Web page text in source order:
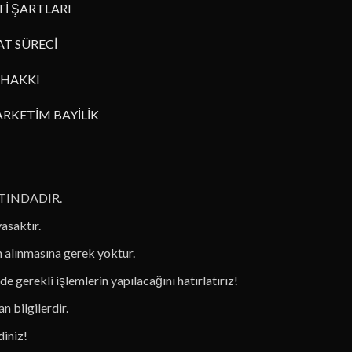
ŞARTLARI
SÜRECİ
BAYİLİK
gerek yoktur.
gerekli işlemlerin yapılacağını hatırlatırız!
bilgilerdir.